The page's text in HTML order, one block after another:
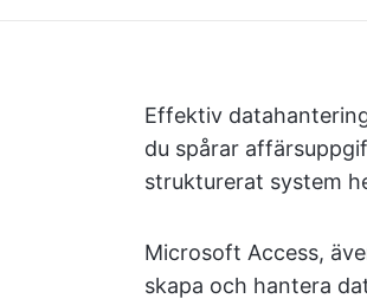
Effektiv
du spårar
strukturerat system
Microsoft Access,
skapa och hantera